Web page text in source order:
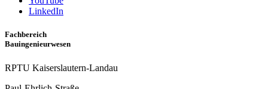
LinkedIn
Fachbereich
Bauingenieurwesen
RPTU Kaiserslautern-Landau